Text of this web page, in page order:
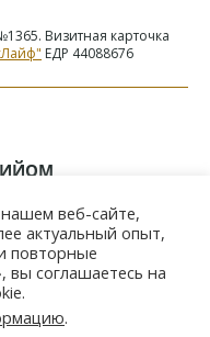
Визитная карточка
ЕДР 44088676
веб-сайте,
актуальный опыт,
повторные
соглашаетесь на
.